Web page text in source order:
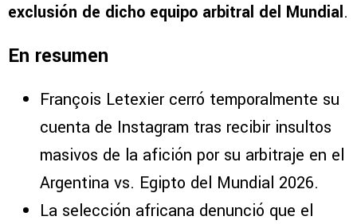
exclusión de dicho equipo arbitral del Mundial.
En resumen
François Letexier cerró temporalmente su
cuenta de Instagram tras recibir insultos
masivos de la afición por su arbitraje en el
Argentina vs. Egipto del Mundial 2026.
La selección africana denunció que el